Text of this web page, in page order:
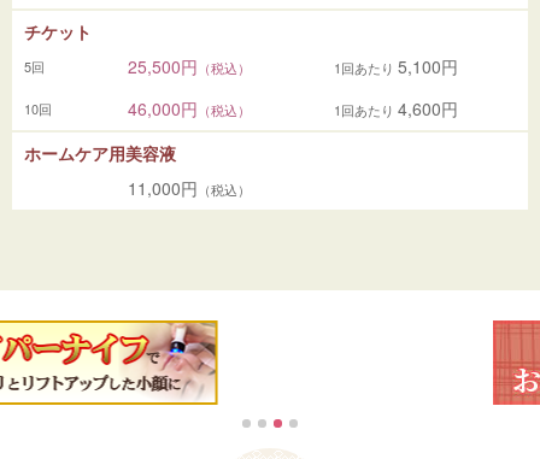
チケット
5回 25,500円 （税込） 1回あたり 5,100円
10回 46,000円 （税込） 1回あたり 4,600円
ホームケア用美容液
11,000円 （税込）